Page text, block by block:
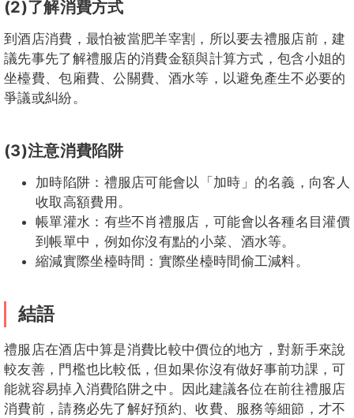
(2)了解消費方式
到酒店消費，最怕被當肥羊宰割，所以要去禮服店前，建
議先事先了解禮服店的消費金額與計算方式，包含小姐的
坐檯費、包廂費、公關費、酒水等，以避免產生不必要的
爭議或糾紛。
(3)注意消費陷阱
加時陷阱：禮服店可能會以「加時」的名義，向客人
收取高額費用。
帳單灌水：有些不肖禮服店，可能會以各種名目灌價
到帳單中，例如你沒有點的小菜、酒水等。
縮減實際坐檯時間：實際坐檯時間偷工減料。
結語
禮服店在酒店中算是消費比較中價位的地方，對新手來說
較友善，門檻也比較低，但如果你沒有做好事前功課，可
能就容易掉入消費陷阱之中。因此建議各位在前往禮服店
消費前，請務必先了解好預約、收費、服務等細節，才不